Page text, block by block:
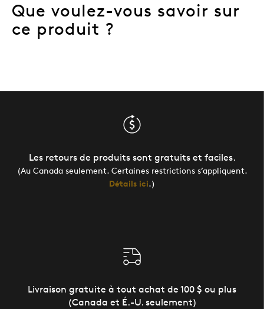
Que voulez-vous savoir sur
ce produit ?
Les retours de produits sont gratuits et faciles.
(Au Canada seulement. Certaines restrictions s’appliquent.
Détails ici.)
Livraison gratuite à tout achat de 100 $ ou plus
(Canada et É.-U. seulement)